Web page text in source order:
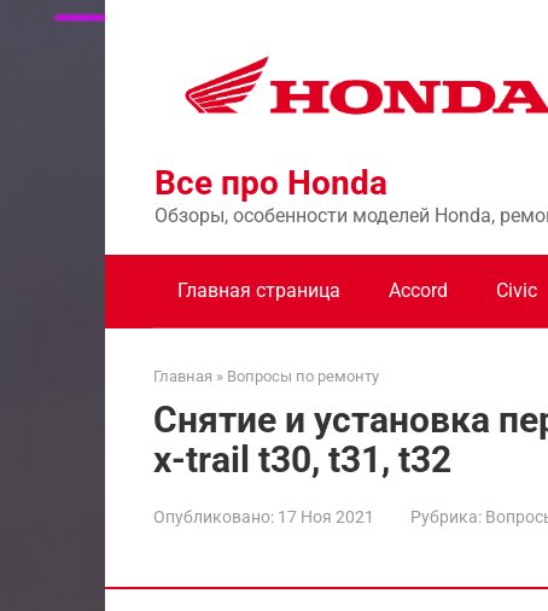
Перейти
Все про Honda
Обзоры, особенности моделей Honda,
Главная страница Accord Civic
Главная » Вопросы по ремонту
Снятие и установка
x-trail t30, t31, t32
Опубликовано: 17 Ноя 2021 Рубрика: